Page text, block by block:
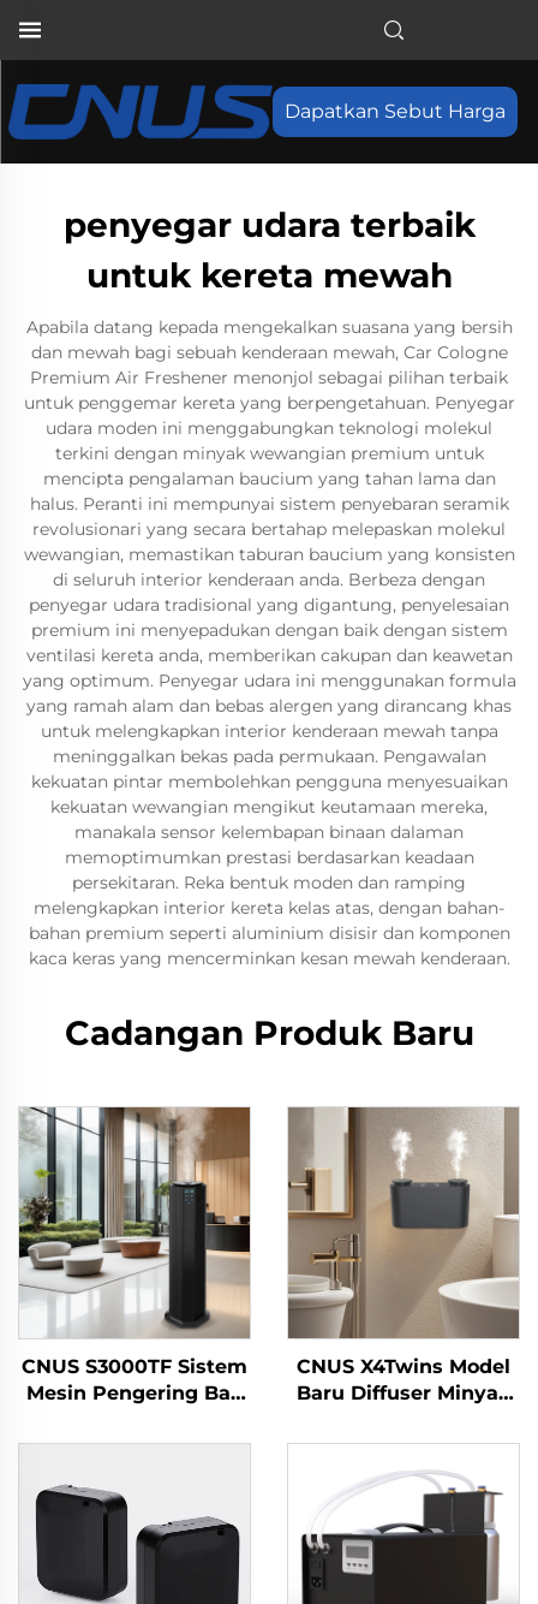
Dapatkan Sebut Harga
penyegar udara terbaik
untuk kereta mewah
Apabila datang kepada mengekalkan suasana yang bersih
dan mewah bagi sebuah kenderaan mewah, Car Cologne
Premium Air Freshener menonjol sebagai pilihan terbaik
untuk penggemar kereta yang berpengetahuan. Penyegar
udara moden ini menggabungkan teknologi molekul
terkini dengan minyak wewangian premium untuk
mencipta pengalaman baucium yang tahan lama dan
halus. Peranti ini mempunyai sistem penyebaran seramik
revolusionari yang secara bertahap melepaskan molekul
wewangian, memastikan taburan baucium yang konsisten
di seluruh interior kenderaan anda. Berbeza dengan
penyegar udara tradisional yang digantung, penyelesaian
premium ini menyepadukan dengan baik dengan sistem
ventilasi kereta anda, memberikan cakupan dan keawetan
yang optimum. Penyegar udara ini menggunakan formula
yang ramah alam dan bebas alergen yang dirancang khas
untuk melengkapkan interior kenderaan mewah tanpa
meninggalkan bekas pada permukaan. Pengawalan
kekuatan pintar membolehkan pengguna menyesuaikan
kekuatan wewangian mengikut keutamaan mereka,
manakala sensor kelembapan binaan dalaman
memoptimumkan prestasi berdasarkan keadaan
persekitaran. Reka bentuk moden dan ramping
melengkapkan interior kereta kelas atas, dengan bahan-
bahan premium seperti aluminium disisir dan komponen
kaca keras yang mencerminkan kesan mewah kenderaan.
Cadangan Produk Baru
CNUS S3000TF Sistem
Mesin Pengering Bau
Hotel/Bilik Mandi
CNUS X4Twins Model
Baru Diffuser Minyak
udara Untuk pejabat
kedai